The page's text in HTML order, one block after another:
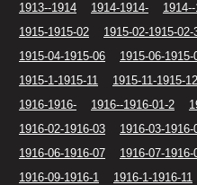
1913--1914
1914-1914-
1915-1915-02
1915-02-1915-02-
1915-04-1915-06
1915-06-1915-
1915-1-1915-11
1915-11-1915-12
1916-1916-
1916--1916-01-2
1916-02-1916-03
1916-03-1916-
1916-06-1916-07
1916-07-1916-
1916-09-1916-1
1916-1-1916-11